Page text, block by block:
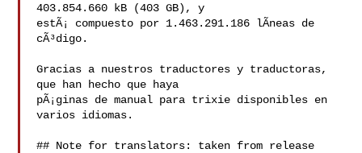
403.854.660 kB (403 GB), y
estÃ¡ compuesto por 1.463.291.186 lÃ­neas de
cÃ³digo.
Gracias a nuestros traductores y traductoras,
que han hecho que haya
pÃ¡ginas de manual para trixie disponibles en
varios idiomas.
## Note for translators: taken from release